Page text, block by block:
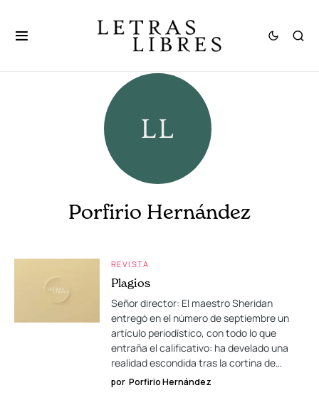
Porfirio Hernández
REVISTA
Plagios
Señor director: El maestro Sheridan
entregó en el número de septiembre un
artículo periodístico, con todo lo que
entraña el calificativo: ha develado una
realidad escondida tras la cortina de…
por Porfirio Hernández